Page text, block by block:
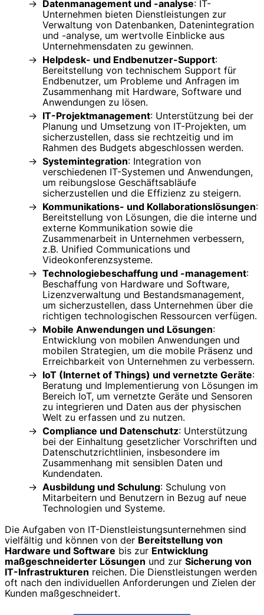
Datenmanagement und -analyse: IT-
Unternehmen bieten Dienstleistungen zur
Verwaltung von Datenbanken, Datenintegration
und -analyse, um wertvolle Einblicke aus
Unternehmensdaten zu gewinnen.
Helpdesk- und Endbenutzer-Support:
Bereitstellung von technischem Support für
Endbenutzer, um Probleme und Anfragen im
Zusammenhang mit Hardware, Software und
Anwendungen zu lösen.
IT-Projektmanagement: Unterstützung bei der
Planung und Umsetzung von IT-Projekten, um
sicherzustellen, dass sie rechtzeitig und im
Rahmen des Budgets abgeschlossen werden.
Systemintegration: Integration von
verschiedenen IT-Systemen und Anwendungen,
um reibungslose Geschäftsabläufe
sicherzustellen und die Effizienz zu steigern.
Kommunikations- und Kollaborationslösungen:
Bereitstellung von Lösungen, die die interne und
externe Kommunikation sowie die
Zusammenarbeit in Unternehmen verbessern,
z.B. Unified Communications und
Videokonferenzsysteme.
Technologiebeschaffung und -management:
Beschaffung von Hardware und Software,
Lizenzverwaltung und Bestandsmanagement,
um sicherzustellen, dass Unternehmen über die
richtigen technologischen Ressourcen verfügen.
Mobile Anwendungen und Lösungen:
Entwicklung von mobilen Anwendungen und
mobilen Strategien, um die mobile Präsenz und
Erreichbarkeit von Unternehmen zu verbessern.
IoT (Internet of Things) und vernetzte Geräte:
Beratung und Implementierung von Lösungen im
Bereich IoT, um vernetzte Geräte und Sensoren
zu integrieren und Daten aus der physischen
Welt zu erfassen und zu nutzen.
Compliance und Datenschutz: Unterstützung
bei der Einhaltung gesetzlicher Vorschriften und
Datenschutzrichtlinien, insbesondere im
Zusammenhang mit sensiblen Daten und
Kundendaten.
Ausbildung und Schulung: Schulung von
Mitarbeitern und Benutzern in Bezug auf neue
Technologien und Systeme.
Die Aufgaben von IT-Dienstleistungsunternehmen sind
vielfältig und können von der Bereitstellung von
Hardware und Software bis zur Entwicklung
maßgeschneiderter Lösungen und zur Sicherung von
IT-Infrastrukturen reichen. Die Dienstleistungen werden
oft nach den individuellen Anforderungen und Zielen der
Kunden maßgeschneidert.